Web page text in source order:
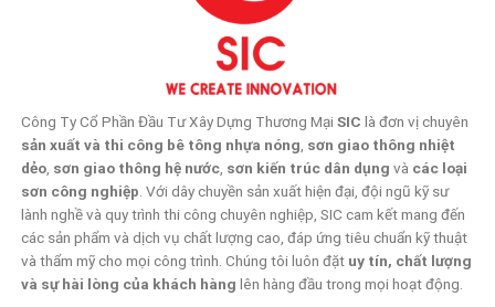
Công Ty Cổ Phần Đầu Tư Xây Dựng Thương MạiSIC là đơn vị chuyên
sản xuất và thi công bê tông nhựa nóng sơn giao thông nhiệt
dẻo sơn giao thông hệ nước sơn kiến trúc dân dụng và các loại
sơn công nghiệp . Với dây chuyền sản xuất hiện đại, đội ngũ kỹ sư
lành nghề và quy trình thi công chuyên nghiệp, SIC cam kết mang đến
các sản phẩm và dịch vụ chất lượng cao, đáp ứng tiêu chuẩn kỹ thuật
và thẩm mỹ cho mọi công trình. Chúng tôi luôn đặt uy tín, chất lượng
và sự hài lòng của khách hàng lên hàng đầu trong mọi hoạt động.